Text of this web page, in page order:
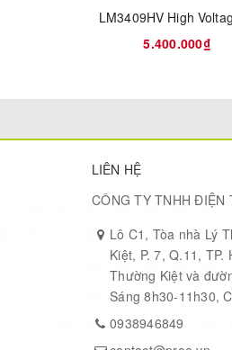
5.400.000₫
LIÊN HỆ
CÔNG TY TNHH ĐIỆN
Lô C1, Tòa nhà Lý
Kiệt, P. 7, Q.11,
Thường Kiệt và
Sáng 8h30-11h30,
0938946849